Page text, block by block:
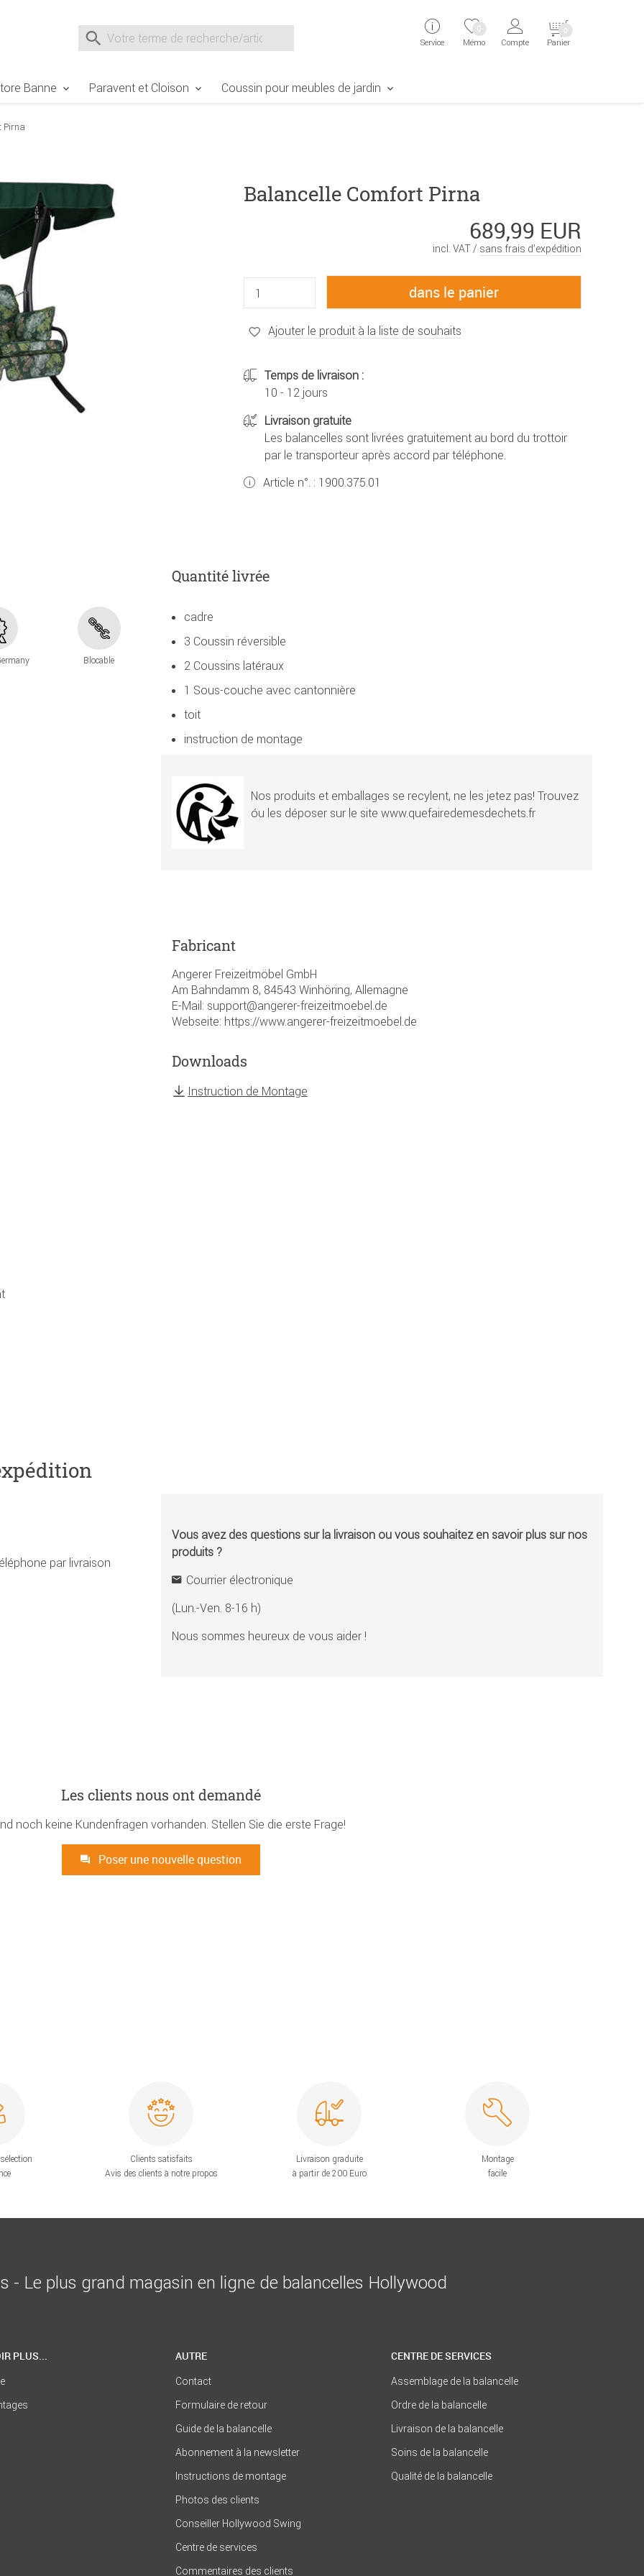
Suche nach
Service Mémo
0
Compte Panier
0
Banne Paravent et Cloison Coussin pour meubles de jardin
Pirna
Balancelle Comfort Pirna
689,99 EUR
incl. VAT / sans frais d’expédition
Ajouter le produit à la liste de souhaits
Temps de livraison :
10 - 12 jours
Livraison gratuite
Les balancelles sont livrées gratuitement au bord du trottoir
par le transporteur après accord par téléphone.
Article n°. : 1900.375.01
Blocable
Quantité livrée
cadre
3 Coussin réversible
2 Coussins latéraux
1 Sous-couche avec cantonnière
toit
instruction de montage
Nos produits et emballages se recylent, ne les jetez pas! Trouvez
óu les déposer sur le site www.quefairedemesdechets.fr
Fabricant
Angerer Freizeitmöbel GmbH
Am Bahndamm 8, 84543 Winhöring, Allemagne
E-Mail: support@angerer-freizeitmoebel.de
Webseite: https://www.angerer-freizeitmoebel.de
Downloads
Instruction de Montage
par livraison
Vous avez des questions sur la livraison ou vous souhaitez en savoir plus sur nos
produits ?
Courrier électronique
(Lun.-Ven. 8-16 h)
Nous sommes heureux de vous aider !
Les clients nous ont demandé
noch keine Kundenfragen vorhanden. Stellen Sie die erste Frage!
Poser une nouvelle question
Clients satisfaits
Avis des clients à notre propos
Livraison graduite
à partir de 200 Euro
Montage
facile
- Le plus grand magasin en ligne de balancelles Hollywood
PLUS... AUTRE
Contact
Formulaire de retour
Guide de la balancelle
Abonnement à la newsletter
Instructions de montage
Photos des clients
Conseiller Hollywood Swing
Centre de services
Commentaires des clients
CENTRE DE SERVICES
Assemblage de la balancelle
Ordre de la balancelle
Livraison de la balancelle
Soins de la balancelle
Qualité de la balancelle